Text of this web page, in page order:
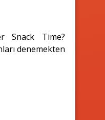
Snack Time?
denemekten